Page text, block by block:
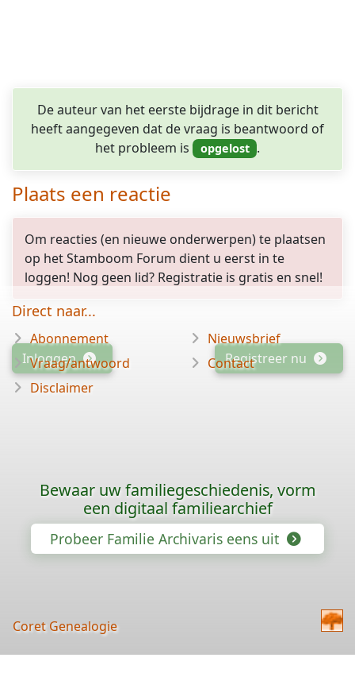
De auteur van het eerste bijdrage in dit bericht
heeft aangegeven dat de vraag is beantwoord of
het probleem is
.
Plaats een reactie
Om reacties (en nieuwe onderwerpen) te plaatsen
op het Stamboom Forum dient u eerst in te
loggen! Nog geen lid? Registratie is gratis en snel!
Inloggen Registreer nu
Direct naar...
Abonnement
Vraag/antwoord
Disclaimer
Nieuwsbrief
Contact
Bewaar uw familiegeschiedenis, vorm
een digitaal familiearchief
Probeer Familie Archivaris eens uit
Coret Genealogie